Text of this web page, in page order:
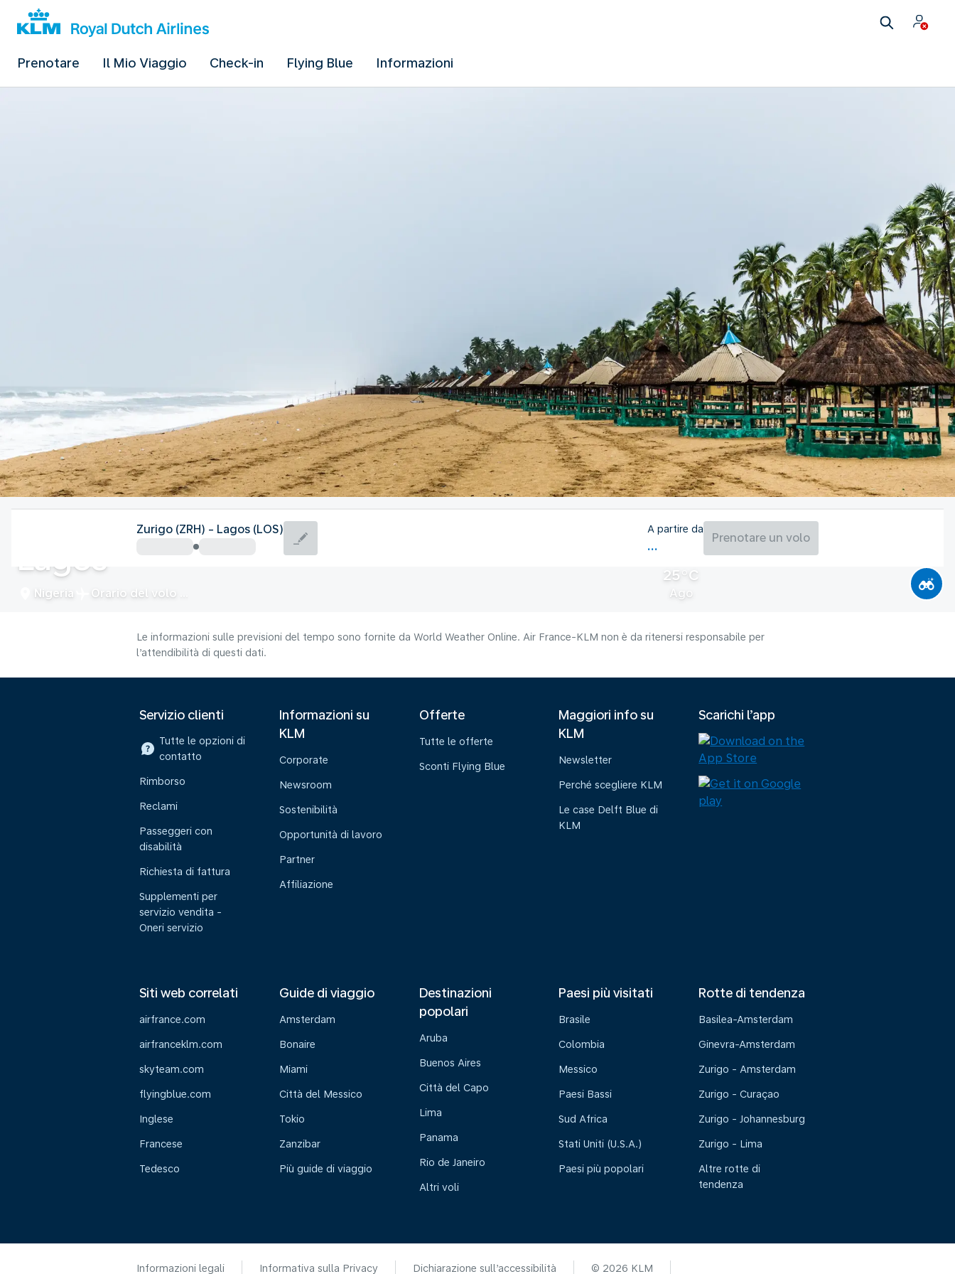
Prenotare Il Mio Viaggio Check-in Flying Blue Informazioni
Lagos
Nigeria Orario del volo
25°C
Ago
Zurigo (ZRH) - Lagos (LOS) A partire da
Prenotare un volo
Le informazioni sulle previsioni del tempo sono fornite da World Weather Online. Air France-KLM non è da ritenersi responsabile per
l’attendibilità di questi dati.
Servizio clienti
Tutte le opzioni di
contatto
Rimborso
Reclami
Passeggeri con
disabilità
Richiesta di fattura
Supplementi per
servizio vendita -
Oneri servizio
Informazioni su
KLM
Corporate
Newsroom
Sostenibilità
Opportunità di lavoro
Partner
Affiliazione
Offerte
Tutte le offerte
Sconti Flying Blue
Maggiori info su
KLM
Newsletter
Perché scegliere KLM
Le case Delft Blue di
KLM
Scarichi l’app
Siti web correlati
airfrance.com
airfranceklm.com
skyteam.com
flyingblue.com
Inglese
Francese
Tedesco
Guide di viaggio
Amsterdam
Bonaire
Miami
Città del Messico
Tokio
Zanzibar
Più guide di viaggio
Destinazioni
popolari
Aruba
Buenos Aires
Città del Capo
Lima
Panama
Rio de Janeiro
Altri voli
Paesi più visitati
Brasile
Colombia
Messico
Paesi Bassi
Sud Africa
Stati Uniti (U.S.A.)
Paesi più popolari
Rotte di tendenza
Basilea-Amsterdam
Ginevra-Amsterdam
Zurigo - Amsterdam
Zurigo - Curaçao
Zurigo - Johannesburg
Zurigo - Lima
Altre rotte di
tendenza
Informazioni legali Informativa sulla Privacy Dichiarazione sull’accessibilità © 2026 KLM